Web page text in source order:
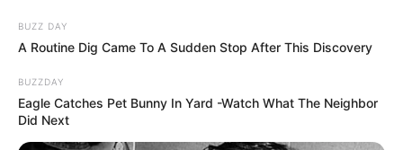
BUZZ DAY
A Routine Dig Came To A Sudden Stop After This Discovery
BUZZDAY
Eagle Catches Pet Bunny In Yard -Watch What The Neighbor
Did Next